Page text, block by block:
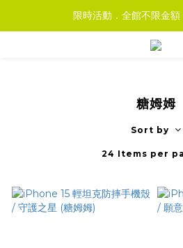
限時活動．全館不限金
糖姆姆
Sort by
24 Items per